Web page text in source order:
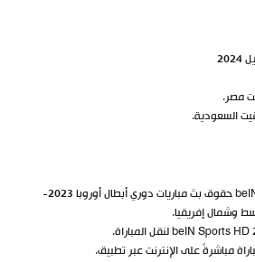
تملك قنوات beIN Sports حقوق بث مباريات دوري أبطال أوروبا 2023-
مباشرةً على الإنترنت عبر تطبيق.